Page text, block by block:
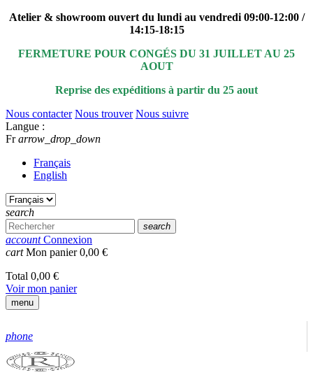
Atelier & showroom ouvert du lundi au vendredi 09:00-12:00 /
14:15-18:15
FERMETURE POUR CONGÉS DU 31 JUILLET AU 25
AOUT
Reprise des expéditions à partir du 25 aout
Nous contacter Nous trouver Nous suivre
Langue :
Fr arrow_drop_down
Français
English
search
search
account Connexion
cart Mon panier0,00 €
Total 0,00 €
Voir mon panier
menu
phone